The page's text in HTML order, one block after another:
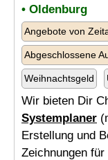
• Oldenburg
Angebote von
Abgeschlossene
Weihnachtsgeld
Wir bieten Dir
Systemplaner
Erstellung und
Zeichnungen